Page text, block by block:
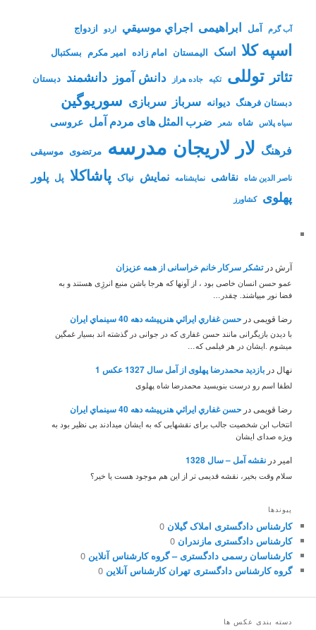
آب گرم آمل ابراهیمی اجراي موسيقي اردو ازدواج
اسپه کلا اسک الیمستان امام زاده امیر مکرم بسکتبال
تئاتر توللی تکیه جاده هراز دانش آموز دانشمند دبستان
دبستان فرهنگ دیوانه سرباز سربازی سوریوگین
سیاه پلاس شاه شعر ضرب المثل های مردم آمل عروسی
فرهنگ لار لاریجان مدرسه مرتضوی موسیقی
ناصر الدین شاه نقاشی نمايشنامه نمایش نیاک پاشاکلا پل پلور
پهلوی کشاورز
آرش درتشکر سرکار خانم خراسانی از همه عزیزان
عمو حسن انسان خاصی بود ، از آونها که هرجا باشن منبع انرژِی هستند و به
فضا نور میپاشند. چقدر…
رضا قویمیدرحسن غفاري ايرائي هنرپيشه دهه 40 سينماي ايران
با دیدن بازیگرانی مانند حسن غفاری که در جوانی در گذشته اند بسیار غمگین
میشوم .ایشان در هر فیلمی که…
نهال دربازدید محمدرضا پهلوی از آمل سال 1327 عکس 1
لطفا اسم رو درست بنویسید محمدرضا شاه پهلوی
رضا قویمیدرحسن غفاري ايرائي هنرپيشه دهه 40 سينماي ايران
انتخاب ابن شخصیت جالب برای نقشهایی که به ایشان میدادند بی نظیر بود به
ویژه صدای ایشان
امیر درنقشه آمل – سال 1328
سلام وقت بخیر، نقشه قدیمی تر از این هم موجود هست یا خیر؟
پیوندها
کارشناس دادگستری املاک گیلان 0
کارشناس دادگستری مازندران 0
کارشناسان رسمی دادگستری – گروه کارشناس آنلاین 0
گروه کارشناس دادگستری تهران کارشناس آنلاین 0
دسته بندی عکس ها